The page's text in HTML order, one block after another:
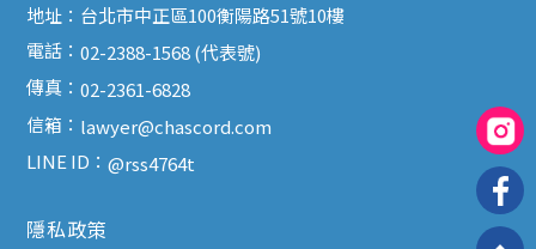
地址： 台北市中正區100衡陽路51號10樓
電話：02-2388-1568 (代表號)
傳真：02-2361-6828
信箱： lawyer@chascord.com
LINE ID：@rss4764t
隱私政策